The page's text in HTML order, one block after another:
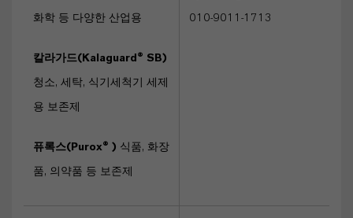
화학 등 다양한 산업용
칼라가드(Kalaguard® SB)
청소, 세탁, 식기세척기 세제
용 보존제
퓨록스(Purox® ) 식품, 화장
품, 의약품 등 보존제
010-9011-1713